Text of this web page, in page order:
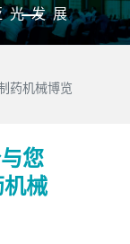
发展
药机械博览
您
机械